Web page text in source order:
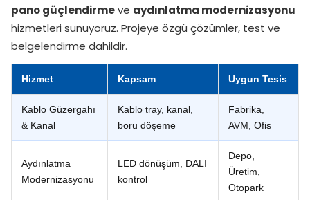
pano güçlendirmeve aydınlatma modernizasyonu
hizmetleri sunuyoruz. Projeye özgü çözümler, test ve
belgelendirme dahildir.
Hizmet Kapsam Uygun Tesis
Kablo Güzergahı
& Kanal
Kablo tray, kanal,
boru döşeme
Fabrika,
AVM, Ofis
Aydınlatma
Modernizasyonu
LED dönüşüm, DALI
kontrol
Depo,
Üretim,
Otopark